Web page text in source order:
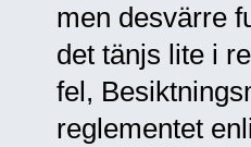
men desvärre
det tänjs lite i
fel,
reglementet